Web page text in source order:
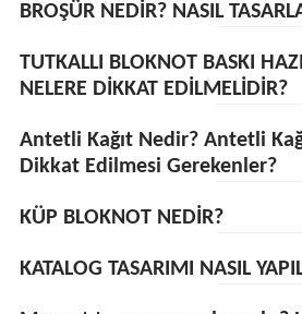
BROŞÜR NEDİR? NASIL
TUTKALLI BLOKNOT BASKI
NELERE DİKKAT EDİLMELİDİR?
Antetli Kağıt Nedir? Antetli
Dikkat Edilmesi Gerekenler?
KÜP BLOKNOT NEDİR?
KATALOG TASARIMI NASIL